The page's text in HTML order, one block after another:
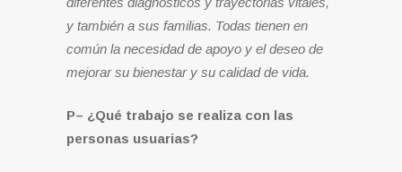
y también a sus familias. Todas tienen en
común la necesidad de apoyo y el deseo de
mejorar su bienestar y su calidad de vida.
P– ¿Qué trabajo se realiza con las
personas usuarias?